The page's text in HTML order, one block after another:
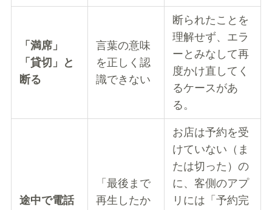
「満席」
「貸切」と
断る
言葉の意味
を正しく認
識できない
断られたことを
理解せず、エラ
ーとみなして再
度かけ直してく
るケースがあ
る。
途中で電話
「最後まで
再生したか
お店は予約を受
けていない（ま
たは切った）の
に、客側のアプ
リには「予約完